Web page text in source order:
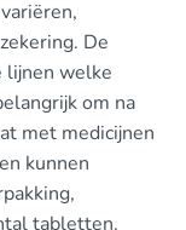
De
lijnen welke
om na
met medicijnen
kunnen
tabletten.